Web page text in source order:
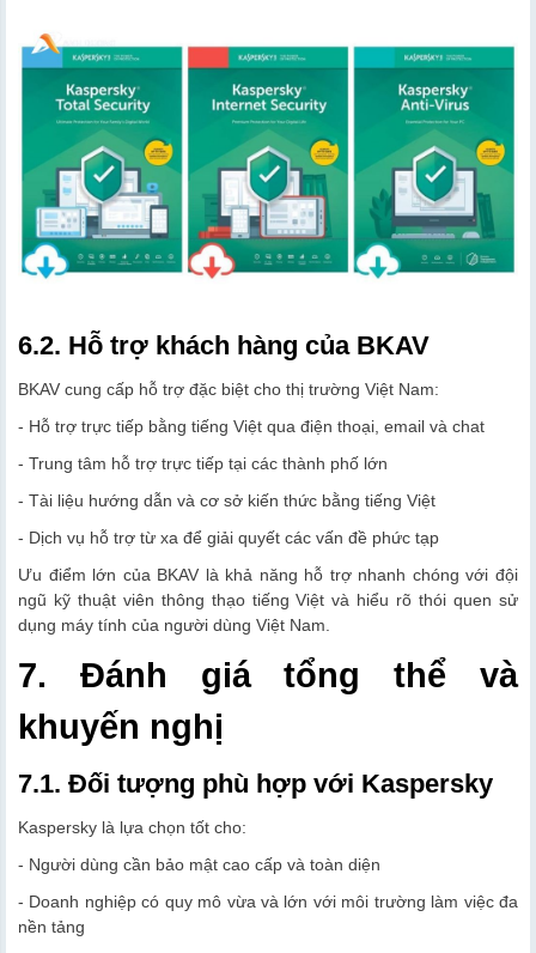
6.2. Hỗ trợ khách hàng của BKAV
BKAV cung cấp hỗ trợ đặc biệt cho thị trường Việt Nam:
- Hỗ trợ trực tiếp bằng tiếng Việt qua điện thoại, email và chat
- Trung tâm hỗ trợ trực tiếp tại các thành phố lớn
- Tài liệu hướng dẫn và cơ sở kiến thức bằng tiếng Việt
- Dịch vụ hỗ trợ từ xa để giải quyết các vấn đề phức tạp
Ưu điểm lớn của BKAV là khả năng hỗ trợ nhanh chóng với đội
ngũ kỹ thuật viên thông thạo tiếng Việt và hiểu rõ thói quen sử
dụng máy tính của người dùng Việt Nam.
7. Đánh giá tổng thể và
khuyến nghị
7.1. Đối tượng phù hợp với Kaspersky
Kaspersky là lựa chọn tốt cho:
- Người dùng cần bảo mật cao cấp và toàn diện
- Doanh nghiệp có quy mô vừa và lớn với môi trường làm việc đa
nền tảng